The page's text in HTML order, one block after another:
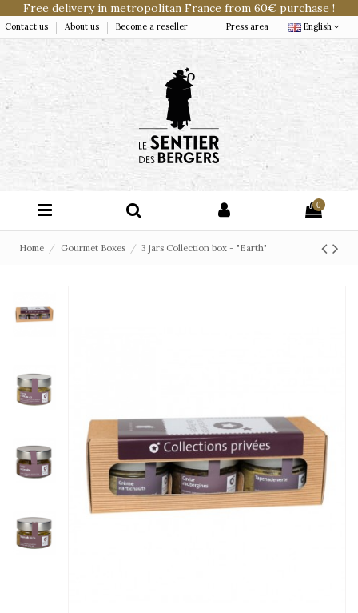
Free delivery in metropolitan France from 60€ purchase !
Contact us About us Become a reseller Press area English
0
Home Gourmet Boxes 3 jars Collection box - "Earth"